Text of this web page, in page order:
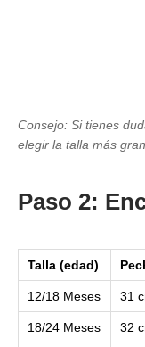
Consejo: Si tienes
elegir la talla más
Paso 2:
Talla (edad)
12/18 Meses 31
18/24 Meses 32